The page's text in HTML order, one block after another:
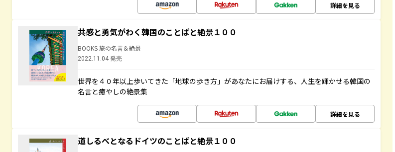
詳細を見る
共感と勇気がわく韓国のことばと絶景１００
BOOKS 旅の名言＆絶景
2022.11.04 発売
世界を４０年以上歩いてきた「地球の歩き方」があなたにお届けする、人生を輝かせる韓国の
名言と癒やしの絶景集
詳細を見る
道しるべとなるドイツのことばと絶景１００